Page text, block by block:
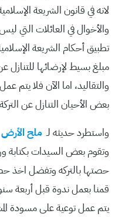
لانه في قانون الشريعة
والأخوال في العائلات التي
تطبيق أحكام الشريعة
مبلغ بسيط لإرضائها
والتقاليد، اما الآن فلا يتم
بعض الأحيان التنازل عن
واستطرد حديثه لـ ملح الأرض
وتقوم بعض السيدات بكتابة
حصتها بالتركه وتفضل اخذ
قمنا بعمل ندوة قبل أربعة
يتم عمل توعية على مسودة